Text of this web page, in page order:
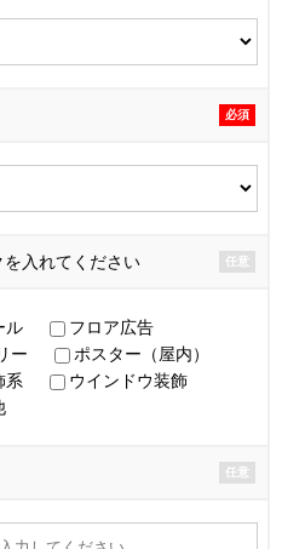
必須
入れてください 任意
ル
フロア広告
ー
ポスター（屋内）
系
ウインドウ装飾
任意